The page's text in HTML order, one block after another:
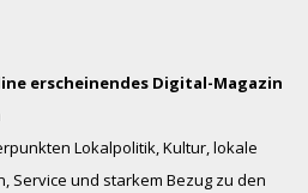
erscheinendes Digital-Magazin
Lokalpolitik, Kultur, lokale
Service und starkem Bezug zu den